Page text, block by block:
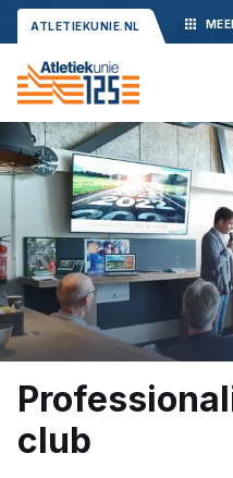
ATLETIEKUNIE.NL
club